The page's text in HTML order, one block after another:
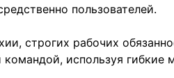
пользователей.
строгих рабочих
используя гибкие